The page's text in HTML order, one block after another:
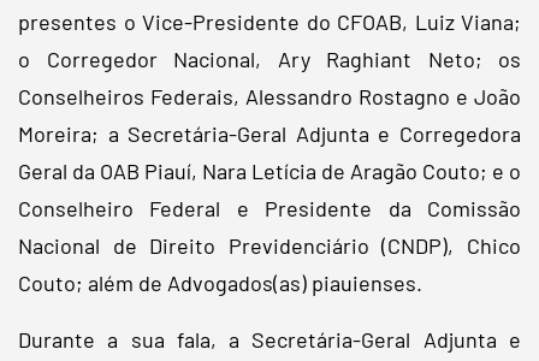
presentes o Vice-Presidente do CFOAB, Luiz Viana;
o Corregedor Nacional, Ary Raghiant Neto; os
Conselheiros Federais, Alessandro Rostagno e João
Moreira; a Secretária-Geral Adjunta e Corregedora
Geral da OAB Piauí, Nara Letícia de Aragão Couto; e o
Conselheiro Federal e Presidente da Comissão
Nacional de Direito Previdenciário (CNDP), Chico
Couto; além de Advogados(as) piauienses.
Durante a sua fala, a Secretária-Geral Adjunta e